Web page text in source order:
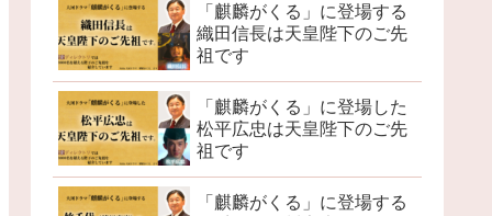
「麒麟がくる」に登場する
織田信長は天皇陛下のご先
祖です
「麒麟がくる」に登場した
松平広忠は天皇陛下のご先
祖です
「麒麟がくる」に登場する